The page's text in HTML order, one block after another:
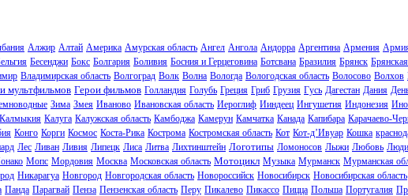
Алжир Алтай Америка Амурская область Ангел Ангола Андорра Аргентина Армения
Бесенджи Бокс Болгария Боливия Босния и Герцеговина Ботсвана Бразилия Брянск
Владимирская область Волгоград Волк Волна Вологда Вологодская область Волосово Волхов
мультфильмов Герои фильмов Голландия Голубь Греция Гриб Грузия Гусь Дагестан Дания
Зима Змея Иваново Ивановская область Иероглиф Ииндеец Ингушетия Индонезия
Калмыкия Калуга Калужская область Камбоджа Камерун Камчатка Канада Капибара Карачаево-
Конго Корги Космос Коста-Рика Кострома Костромская область Кот Кот-д’Ивуар Кошка
Лес Ливан Ливия Липецк Лиса Литва Лихтинштейн Логотипы Ломоносов Лыжи Любовь Люди
Мопс Мордовия Москва Московская область Мотоцикл Музыка Мурманск Мурманская
Никарагуа Новгород Новгородская область Новороссийск Новосибирск Новосибирская область
Панда Парагвай Пенза Пензенская область Перу Пикалево Пикассо Пицца Польша Португалия